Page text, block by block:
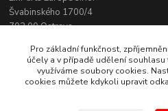
Švabinského 1700/4
702 00 Ostrava
+420 558 080 004
(po. - pá. 9:00-13:00)
obchod@einparts.cz
Pro základní funkčnost,
účely a v případě udělení
využíváme soubory cookies.
cookies můžete kdykoli upravit